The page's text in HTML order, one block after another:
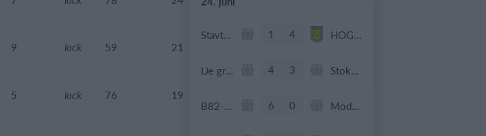
9 lock 59 21
5 lock 76 19
Stavtrup 1 4 HOG OB50
De grønne bude 4 3 Stokehagen
B82-Fodbold-Fitness-U50 6 0 Modstander